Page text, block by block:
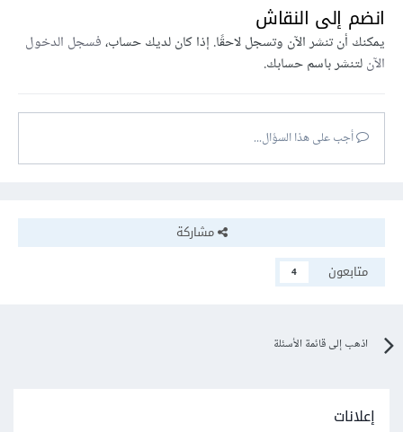
انضم إلى النقاش
يمكنك أن تنشر الآن وتسجل لاحقًا. إذا كان لديك حساب،فسجل الدخول
الآنلتنشر باسم حسابك.
أجب على هذا السؤال...
مشاركة
متابعون
4
اذهب إلى قائمة الأسئلة
إعلانات